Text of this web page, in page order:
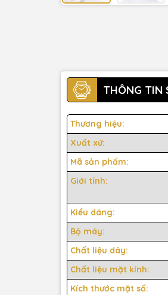
THÔNG TIN
Thương hiệu:
Xuất xứ:
Mã sản phẩm:
Giới tính:
Kiểu dáng:
Bộ máy:
Chất liệu dây:
Chất liệu mặt kính:
Kích thước mặt số: